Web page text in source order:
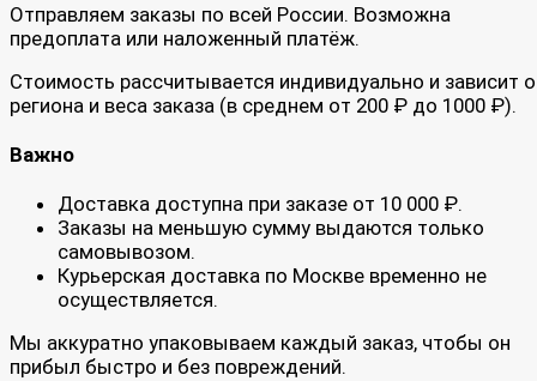
Отправляем заказы по всей России. Возможна
предоплата или наложенный платёж.
Стоимость рассчитывается индивидуально и зависит
региона и веса заказа (в среднем от 200 ₽ до 1000 ₽).
Важно
Доставка доступна при заказе от 10 000 ₽.
Заказы на меньшую сумму выдаются только
самовывозом.
Курьерская доставка по Москве временно не
осуществляется.
Мы аккуратно упаковываем каждый заказ, чтобы он
прибыл быстро и без повреждений.